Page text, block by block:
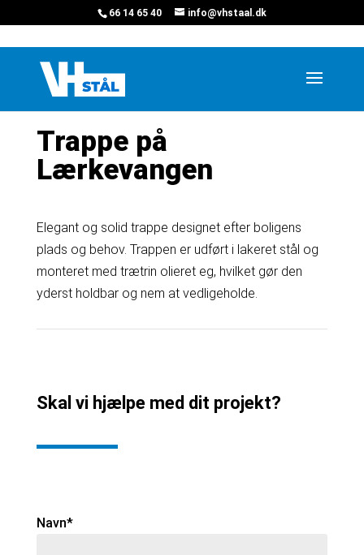
66 14 65 40 info@vhstaal.dk
Hjem» Projekter»Trappe på Lærkevangen
Trappe på
Lærkevangen
Elegant og solid trappe designet efter boligens
plads og behov. Trappen er udført i lakeret stål og
monteret med trætrin olieret eg, hvilket gør den
yderst holdbar og nem at vedligeholde.
Skal vi hjælpe med dit projekt?
Navn*